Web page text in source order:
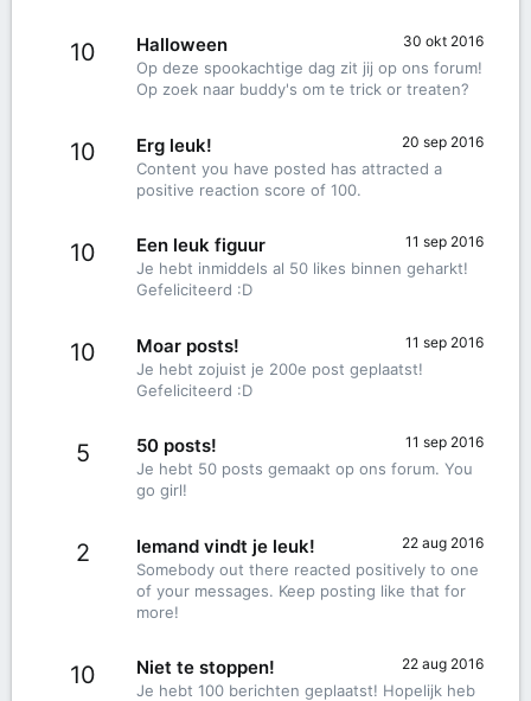
10 30 okt 2016
Halloween
Op deze spookachtige dag zit jij op ons forum!
Op zoek naar buddy's om te trick or treaten?
10 20 sep 2016
Erg leuk!
Content you have posted has attracted a
positive reaction score of 100.
10 11 sep 2016
Een leuk figuur
Je hebt inmiddels al 50 likes binnen geharkt!
Gefeliciteerd :D
10 11 sep 2016
Moar posts!
Je hebt zojuist je 200e post geplaatst!
Gefeliciteerd :D
5 11 sep 2016
50 posts!
Je hebt 50 posts gemaakt op ons forum. You
go girl!
2 22 aug 2016
Iemand vindt je leuk!
Somebody out there reacted positively to one
of your messages. Keep posting like that for
more!
10 22 aug 2016
Niet te stoppen!
Je hebt 100 berichten geplaatst! Hopelijk heb